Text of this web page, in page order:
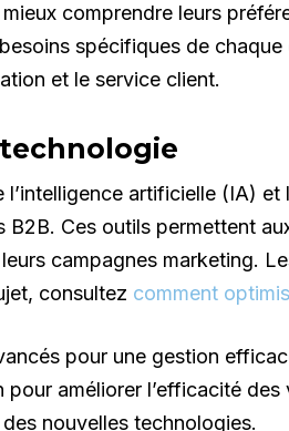
comprendre leurs
spécifiques de chaque
et le service client.
artificielle (IA) et
Ces outils permettent
campagnes marketing.
consultez comment
pour une gestion
améliorer l’efficacité des
nouvelles technologies.